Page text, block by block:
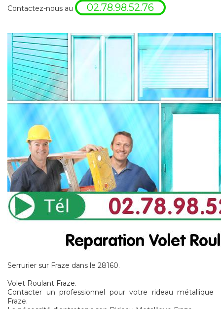
Contactez-nous au
02.78.98.52.76
Serrurier sur Fraze dans le 28160.
Volet Roulant Fraze.
Contacter un professionnel pour votre rideau métallique
Fraze.